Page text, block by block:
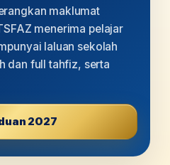
maklumat
menerima pelajar
laluan sekolah
dan full tahfiz, serta
2027